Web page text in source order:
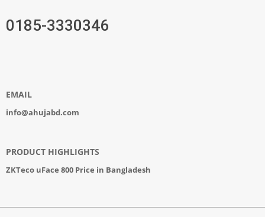
0185-3330346
EMAIL
info@ahujabd.com
PRODUCT HIGHLIGHTS
ZKTeco uFace 800 Price in Bangladesh